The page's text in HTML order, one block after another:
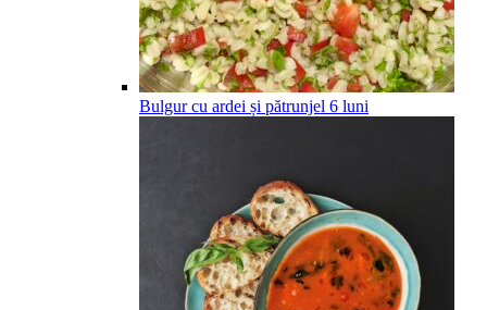
Bulgur cu ardei și pătrunjel 6 luni